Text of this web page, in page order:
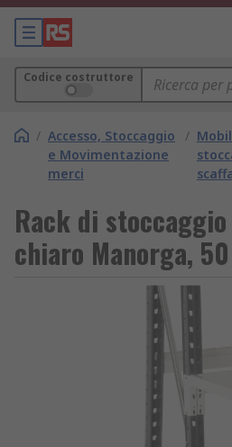
Codice costruttore
/ Accesso, Stoccaggio
e Movimentazione
merci
/
Rack di
chiaro Manorga,